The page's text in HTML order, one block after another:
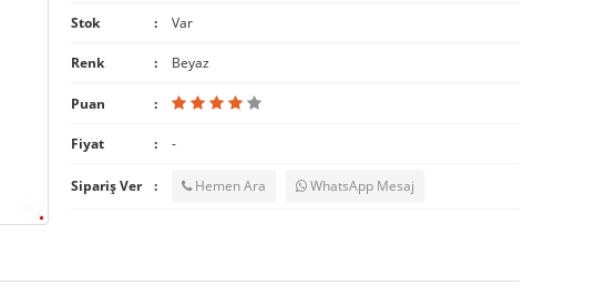
Stok Var
Renk Beyaz
Puan
Fiyat -
Sipariş Ver Hemen Ara WhatsApp Mesaj